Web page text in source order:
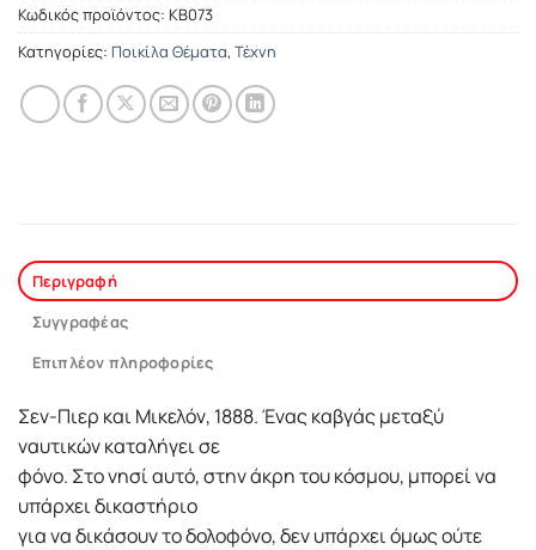
Κωδικός προϊόντος: ΚΒ073
Κατηγορίες: Ποικίλα Θέματα, Τέχνη
Περιγραφή
Συγγραφέας
Επιπλέον πληροφορίες
Σεν-Πιερ και Μικελόν, 1888. Ένας καβγάς μεταξύ
ναυτικών καταλήγει σε
φόνο. Στο νησί αυτό, στην άκρη του κόσμου, μπορεί να
υπάρχει δικαστήριο
για να δικάσουν το δολοφόνο, δεν υπάρχει όμως ούτε